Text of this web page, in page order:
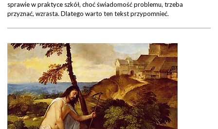
sprawie w praktyce szkół, choć świadomość problemu, trzeba
przyznać, wzrasta. Dlatego warto ten tekst przypomnieć.